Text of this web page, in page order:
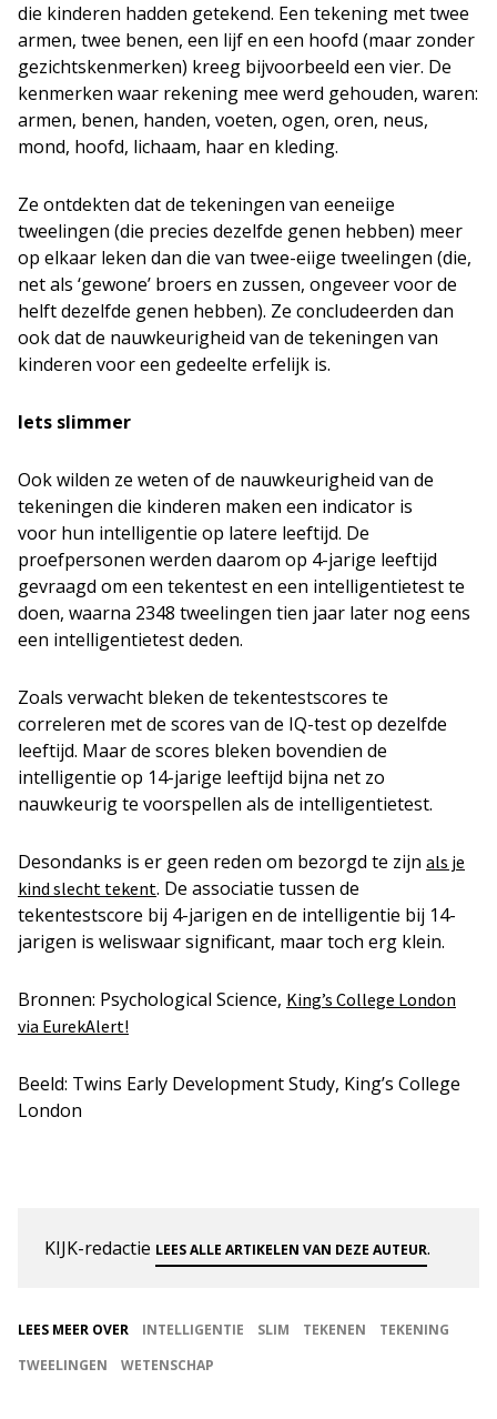
die kinderen hadden getekend. Een tekening met twee
armen, twee benen, een lijf en een hoofd (maar zonder
gezichtskenmerken) kreeg bijvoorbeeld een vier. De
kenmerken waar rekening mee werd gehouden, waren:
armen, benen, handen, voeten, ogen, oren, neus,
mond, hoofd, lichaam, haar en kleding.
Ze ontdekten dat de tekeningen van eeneiige
tweelingen (die precies dezelfde genen hebben) meer
op elkaar leken dan die van twee-eiige tweelingen (die,
net als ‘gewone’ broers en zussen, ongeveer voor de
helft dezelfde genen hebben). Ze concludeerden dan
ook dat de nauwkeurigheid van de tekeningen van
kinderen voor een gedeelte erfelijk is.
Iets slimmer
Ook wilden ze weten of de nauwkeurigheid van de
tekeningen die kinderen maken een indicator is
voor hun intelligentie op latere leeftijd. De
proefpersonen werden daarom op 4-jarige leeftijd
gevraagd om een tekentest en een intelligentietest te
doen, waarna 2348 tweelingen tien jaar later nog eens
een intelligentietest deden.
Zoals verwacht bleken de tekentestscores te
correleren met de scores van de IQ-test op dezelfde
leeftijd. Maar de scores bleken bovendien de
intelligentie op 14-jarige leeftijd bijna net zo
nauwkeurig te voorspellen als de intelligentietest.
Desondanks is er geen reden om bezorgd te zijn als je
kind slecht tekent. De associatie tussen de
tekentestscore bij 4-jarigen en de intelligentie bij 14-
jarigen is weliswaar significant, maar toch erg klein.
Bronnen: Psychological Science, King’s College London
via EurekAlert!
Beeld: Twins Early Development Study, King’s College
London
KIJK-redactie LEES ALLE ARTIKELEN VAN DEZE AUTEUR.
LEES MEER OVER INTELLIGENTIE SLIM TEKENEN
TEKENING
TWEELINGEN
WETENSCHAP